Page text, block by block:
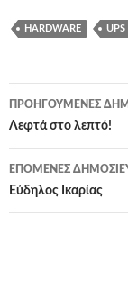
HARDWARE UPS
Πλοήγηση
άρθρων
ΠΡΟΗΓΟΎΜΕΝΕΣ
Λεφτά στο λεπτό!
ΕΠΌΜΕΝΕΣ
Εύδηλος Ικαρίας